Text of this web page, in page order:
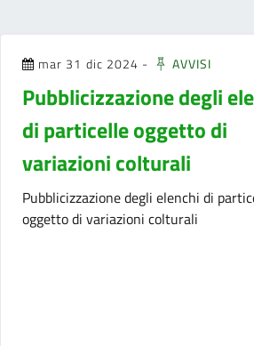
mar 31 dic 2024 - AVVISI
Pubblicizzazione degli
di particelle oggetto di
variazioni colturali
Pubblicizzazione degli elenchi di
oggetto di variazioni colturali